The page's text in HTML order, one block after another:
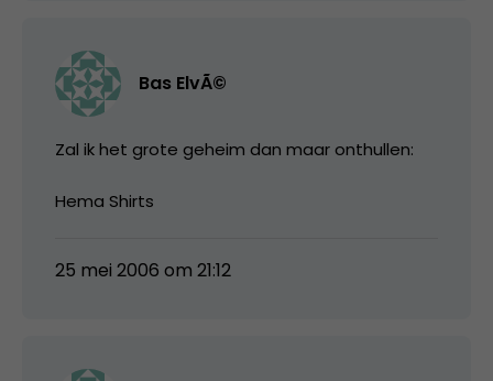
Bas ElvÃ©
Zal ik het grote geheim dan maar onthullen:
Hema Shirts
25 mei 2006 om 21:12